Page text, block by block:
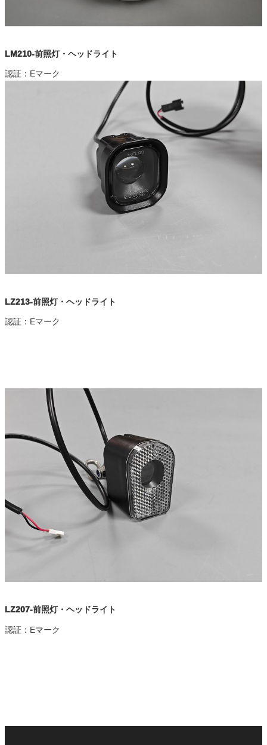
LM210-前照灯・ヘッドライト
認証：Eマーク
LZ213-前照灯・ヘッドライト
認証：Eマーク
LZ207-前照灯・ヘッドライト
認証：Eマーク